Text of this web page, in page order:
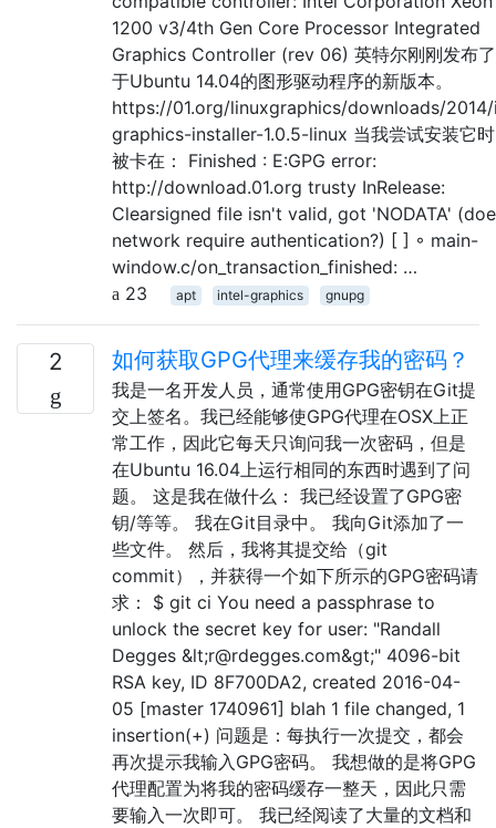
1200 v3/4th Gen Core Processor Integrated
Graphics Controller (rev 06) 英特尔刚刚发布
于Ubuntu 14.04的图形驱动程序的新版本。
https://01.org/linuxgraphics/downloads/
graphics-installer-1.0.5-linux 当我尝试安装它
被卡在： Finished : E:GPG error:
http://download.01.org trusty InRelease:
Clearsigned file isn't valid, got 'NODATA'
network require authentication?) [ ] ◦ main-
window.c/on_transaction_finished: …
23
apt intel-graphics gnupg
2 如何获取GPG代理来缓存我的密码？
我是一名开发人员，通常使用GPG密钥在Git提
交上签名。我已经能够使GPG代理在OSX上正
常工作，因此它每天只询问我一次密码，但是
在Ubuntu 16.04上运行相同的东西时遇到了问
题。 这是我在做什么： 我已经设置了GPG密
钥/等等。 我在Git目录中。 我向Git添加了一
些文件。 然后，我将其提交给（git
commit），并获得一个如下所示的GPG密码请
求： $ git ci You need a passphrase to
unlock the secret key for user: "Randall
Degges &lt;r@rdegges.com&gt;" 4096-bit
RSA key, ID 8F700DA2, created 2016-04-
05 [master 1740961] blah 1 file changed, 1
insertion(+) 问题是：每执行一次提交，都会
再次提示我输入GPG密码。 我想做的是将GPG
代理配置为将我的密码缓存一整天，因此只需
要输入一次即可。 我已经阅读了大量的文档和